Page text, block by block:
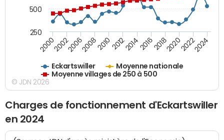
Eckartswiller
Moyenne nationale
Moyenne villages de 250 à 500
200020022006200820102012201420162018202020222024
250
500
© JDN 2026
Charges de fonctionnement d'Eckartswiller
en 2024